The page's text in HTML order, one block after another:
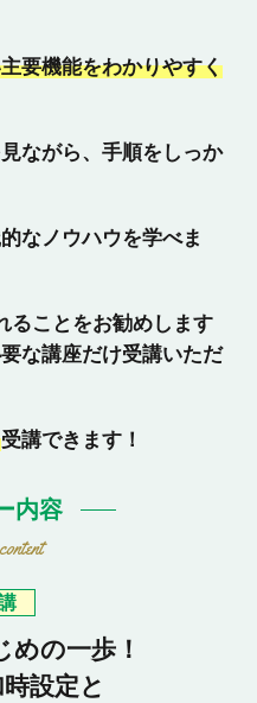
要機能をわかりやすく
ながら、手順をしっか
なノウハウを学べま
ることをお勧めします
な講座だけ受講いただ
受講できます！
内容
の一歩！
設定と